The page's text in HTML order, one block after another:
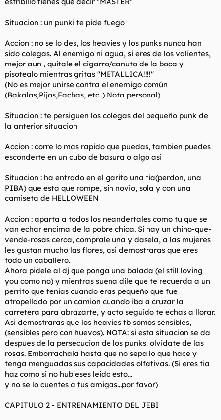
Situacion : un punki te pide fuego
Accion : no se lo des, los heavies y los punks nunca han
sido colegas. Al enemigo ni agua, si eres de los valientes,
mejor aun , quitale el cigarro/canuto de la boca y
pisotealo mientras gritas "METALLICA!!!!"
(No es mejor unirse contra el enemigo común
(Bakalas,Pijos,Fachas, etc..) Nota personal)
Situacion : te persiguen los colegas del pequeño punk de
la anterior situacion
Accion : corre lo mas rapido que puedas, tambien puedes
esconderte en un cubo de basura o algo asi
Situacion : ha entrado en el garito una tia(perdon, una
PIBA) que esta que rompe, sin novio, sola y con una
camiseta de HELLOWEEN
Accion : aparta a todos los neandertales como tu que se
van echar encima de la pobre chica. Si hay un chino-que-
vende-rosas cerca, comprale una y dasela, a las mujeres
les gustan mucho las flores, asi demostraras que eres
todo un caballero.
Ahora pidele al dj que ponga una balada (el still loving
you como no) y mientras suena dile que te recuerda a un
perrito que tenias cuando eras pequeño que fue
atropellado por un camion cuando iba a cruzar la
carretera para abrazarte, y acto seguido te echas a llorar.
Asi demostraras que los heavies tb somos sensibles,
(sensibles pero con huevos). NOTA: si esta situacion se da
despues de la persecucion de los punks, olvidate de las
rosas. Emborrachala hasta que no sepa lo que hace y
tenga menguadas sus capacidades olfativas. (Si eres tia
haz como si no hubieses leido esto...
y no se lo cuentes a tus amigas...por favor)
CAPITULO 2 - ENTRENAMIENTO DEL JEBI